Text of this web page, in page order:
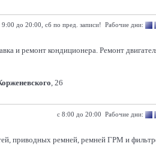
9:00 до 20:00, сб по пред. записи! Рабочие дни:
и ремонт кондиционера. Ремонт
, 26
с 8:00 до 20:00 Рабочие дни:
приводных ремней, ремней ГРМ и